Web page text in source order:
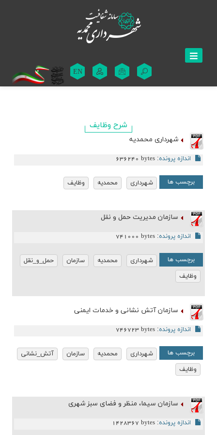
EN
شرح وظایف
شهرداری محمدیه
اندازه پرونده:
636240 bytes
برچسب ها شهرداری محمدیه وظایف
سازمان مدیریت حمل و نقل
اندازه پرونده:
741000 bytes
برچسب ها شهرداری محمدیه سازمان
حمل_و_نقل
وظایف
سازمان آتش نشانی و خدمات ایمنی
اندازه پرونده:
746723 bytes
برچسب ها شهرداری محمدیه سازمان
آتش_نشانی
وظایف
سازمان سیما، منظر و فضای سبز شهری
اندازه پرونده:
1428367 bytes